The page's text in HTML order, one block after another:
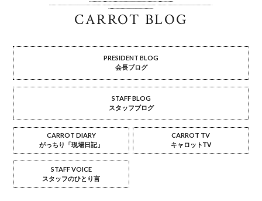
CARROT BLOG
PRESIDENT BLOG
会長ブログ
STAFF BLOG
スタッフブログ
CARROT DIARY
がっちり「現場日記」
CARROT TV
キャロットTV
STAFF VOICE
スタッフのひとり言